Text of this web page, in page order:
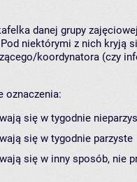
danej grupy
niektórymi z nich kryją
koordynatora (czy
oznaczenia:
się w tygodnie
się w tygodnie parzyste
się w inny sposób, nie